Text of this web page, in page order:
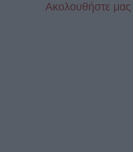
Aκολουθήστε